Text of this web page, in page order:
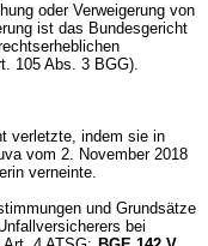
oder Verweigerung von
ist das Bundesgericht
105 Abs. 3 BGG).
verletzte, indem sie in
vom 2. November 2018
verneinte.
und Grundsätze
bei